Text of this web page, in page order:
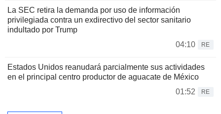
La SEC retira la demanda por uso de información
privilegiada contra un exdirectivo del sector sanitario
indultado por Trump
04:10
RE
Estados Unidos reanudará parcialmente sus actividades
en el principal centro productor de aguacate de México
01:52
RE